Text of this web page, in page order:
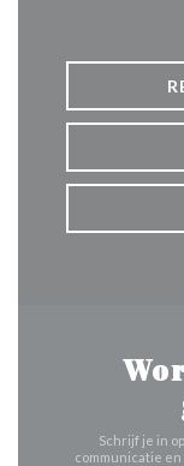
Schrijf je in
communicatie